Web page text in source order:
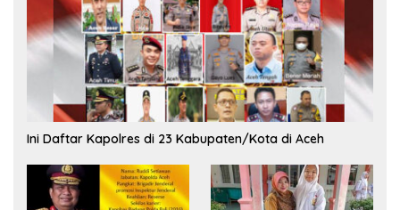
Ini Daftar Kapolres di 23 Kabupaten/Kota di Aceh